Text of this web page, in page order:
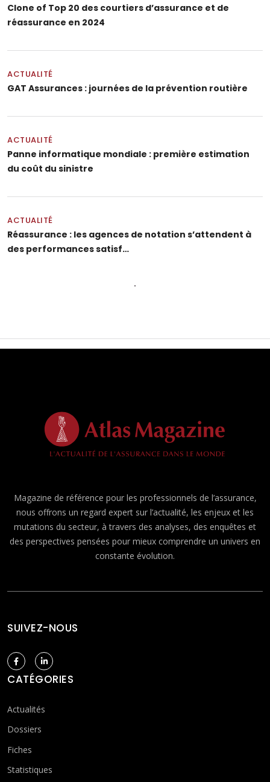
Clone of Top 20 des courtiers d’assurance et de
réassurance en 2024
ACTUALITÉ
GAT Assurances : journées de la prévention routière
ACTUALITÉ
Panne informatique mondiale : première estimation
du coût du sinistre
ACTUALITÉ
Réassurance : les agences de notation s’attendent à
des performances satisf…
Magazine de référence pour les professionnels de l’assurance,
nous offrons un regard expert sur l’actualité, les enjeux et les
mutations du secteur, à travers des analyses, des enquêtes et
des perspectives pensées pour mieux comprendre un univers en
constante évolution.
SUIVEZ-NOUS
CATÉGORIES
Actualités
Dossiers
Fiches
Statistiques